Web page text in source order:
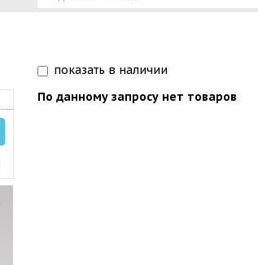
показать в наличии
По данному запросу нет товаров